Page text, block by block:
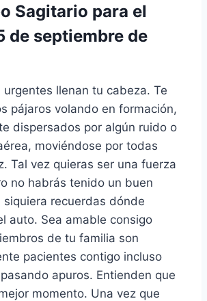
Sagitario para el
de septiembre de
urgentes llenan tu cabeza. Te
pájaros volando en formación,
dispersados ​​por algún ruido o
moviéndose por todas
Tal vez quieras ser una fuerza
no habrás tenido un buen
siquiera recuerdas dónde
auto. Sea amable consigo
de tu familia son
pacientes contigo incluso
apuros. Entienden que
momento. Una vez que